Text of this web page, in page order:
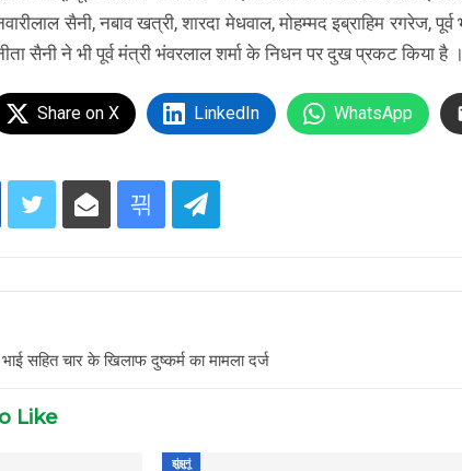
सैनी, नबाव खत्री, शारदा मेधवाल, मोहम्मद इब्राहिम रगरेज,
सैनी ने भी पूर्व मंत्री भंवरलाल शर्मा के निधन पर दुख प्रकट किया है ।
Share on X LinkedIn WhatsApp
सहित चार के खिलाफ दुष्कर्म का मामला दर्ज
Like
झुंझुनूं